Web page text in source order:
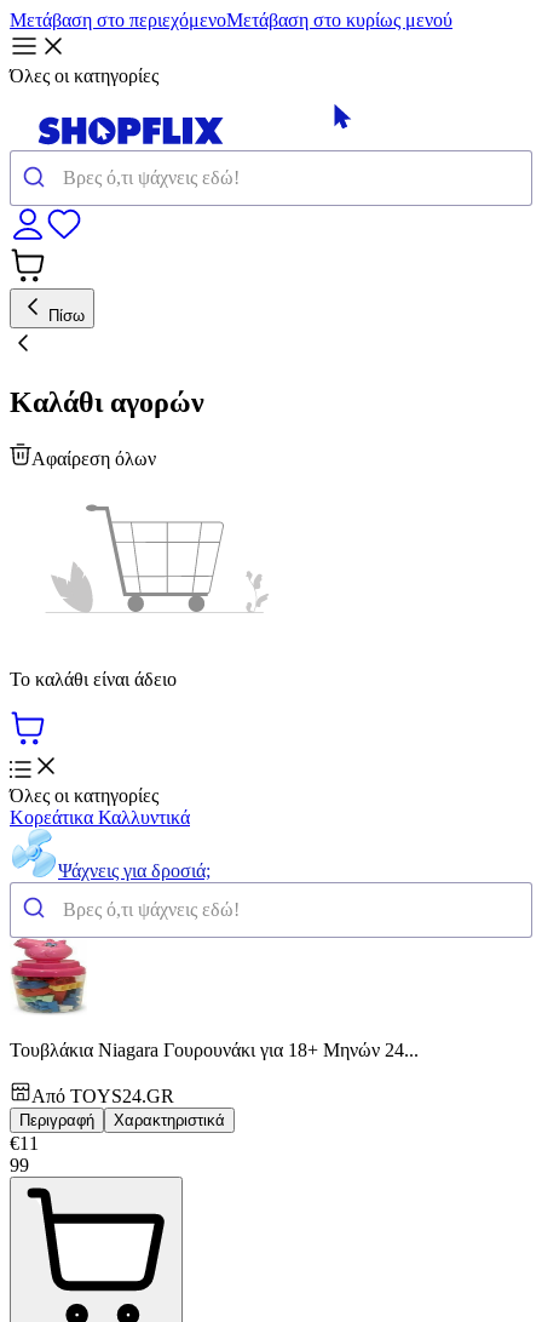
Μετάβαση στο περιεχόμενοΜετάβαση στο κυρίως μενού
Όλες οι κατηγορίες
Πίσω
Καλάθι αγορών
Αφαίρεση όλων
Το καλάθι είναι άδειο
Όλες οι κατηγορίες
Κορεάτικα Καλλυντικά
Ψάχνεις για δροσιά;
Τουβλάκια Niagara Γουρουνάκι για 18+ Μηνών 24...
Από TOYS24.GR
Περιγραφή Χαρακτηριστικά
€11
99